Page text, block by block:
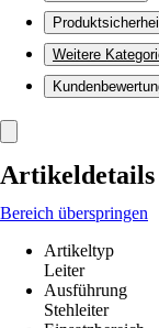
Weitere
Artikeldetails
Bereich überspringen
Artikeltyp
Leiter
Ausführung
Stehleiter